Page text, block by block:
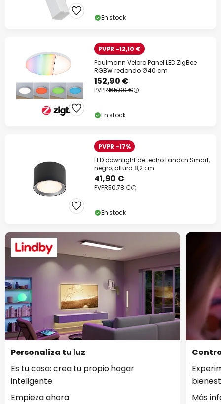
En stock
PVPR -12,10 €
Paulmann Velora Panel LED ZigBee
RGBW redondo Ø 40 cm
152,90 €
PVPR165,00 €
En stock
PVPR -17%
LED downlight de techo Landon Smart,
negro, altura 8,2 cm
41,90 €
PVPR50,78 €
En stock
Personaliza tu luz
Es tu casa: crea tu propio hogar
inteligente.
Empieza ahora
Más